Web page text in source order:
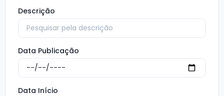
Descrição
Data Publicação
Data Início